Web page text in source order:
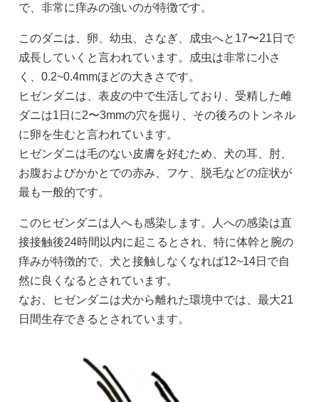
で、非常に痒みの強いのが特徴です。
このダニは、卵、幼虫、さなぎ、成虫へと17〜21日で
成長していくと言われています。成虫は非常に小さ
く、0.2~0.4mmほどの大きさです。
ヒゼンダニは、表皮の中で生活しており、受精した雌
ダニは1日に2〜3mmの穴を掘り、その後ろのトンネル
に卵を生むと言われています。
ヒゼンダニは毛のない皮膚を好むため、犬の耳、肘、
お腹およびかかとでの赤み、フケ、脱毛などの症状が
最も一般的です。
このヒゼンダニは人へも感染します。人への感染は直
接接触後24時間以内に起こるとされ、特に体幹と腕の
痒みが特徴的で、犬と接触しなくなれば12~14日で自
然に良くなるとされています。
なお、ヒゼンダニは犬から離れた環境中では、最大21
日間生存できるとされています。